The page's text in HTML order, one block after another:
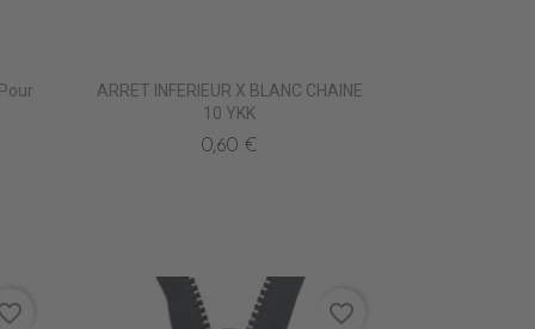
ARRET INFERIEUR X BLANC CHAINE
10 YKK
0,60 €
favorite_border